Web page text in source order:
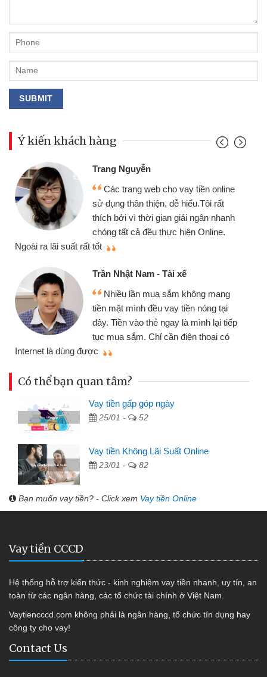
Ý kiến khách hàng
Trang Nguyễn
Các trang web cho vay tiền online
sử dụng thân thiện, dễ hiểu.Tôi rất
thích bởi vì thời gian giải ngân nhanh
chóng tất cả đều thực hiện Online.
suất rất tốt
Trần Nhật Nam - Tài xế
Nhiều lần mua sắm không mang
tiền mặt mình đều vay tiền nóng tại
đây. Tiền vào thẻ ngay là mình lại tiếp
tục mua sắm. Chỉ cần điện thoại có
dùng được
Có thể bạn quan tâm?
Vay tiền gấp góp ngày
25/01 - 52
Vay tiền Không Lãi Suất Online
23/01 - 82
Bạn muốn vay tiền? - Click xem Vay tiền Online
Vay tiền CCCD
Hệ thống hỗ trợ kiến thức - kinh nghiệm vay tiền nhanh, uy tín, an
toàn từ các ngân hàng, các tổ chức tài chính ở Việt Nam.
Vaytiencccd.com không phải là ngân hàng, tổ chức tín dụng hay
công ty cho vay!
Contact Us